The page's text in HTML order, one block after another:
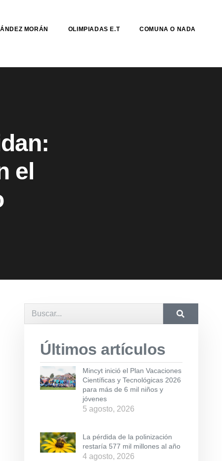
MORÁN OLIMPIADAS E.T COMUNA O NADA
el
Últimos artículos
Mincyt inició el Plan Vacaciones
Científicas y Tecnológicas 2026
para más de 6 mil niños y
jóvenes
5 agosto, 2026
La pérdida de la polinización
restaría 577 mil millones al año
4 agosto, 2026